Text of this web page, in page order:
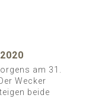
am 31.
Wecker
beide